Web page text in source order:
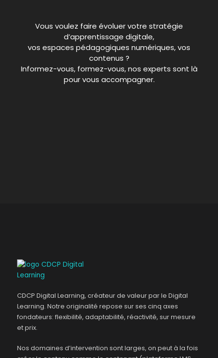
Vous voulez faire évoluer votre stratégie
d’apprentissage digitale,
vos espaces pédagogiques numériques, vos
contenus ?
Informez-vous, formez-vous, nos experts sont là
pour vous accompagner.
CDCP Digital Learning, créateur de valeur par le Digital
Learning. Notre originalité repose sur ses cinq axes
fondateurs: flexibilité, adaptabilité, réactivité, sur mesure
et prix.
Nos domaines d’intervention sont larges, on peut à la fois